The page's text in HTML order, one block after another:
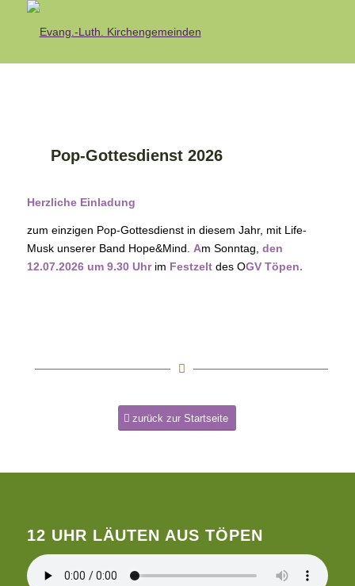
Pop-Gottesdienst 2026
Herzliche Einladung
zum einzigen Pop-Gottesdienst in diesem Jahr, mit Life-
Musk unserer Band Hope&Mind. Am Sonntag, den
12.07.2026 um 9.30 Uhrim Festzeltdes OGV Töpen.
zurück zur Startseite
12 UHR LÄUTEN AUS TÖPEN